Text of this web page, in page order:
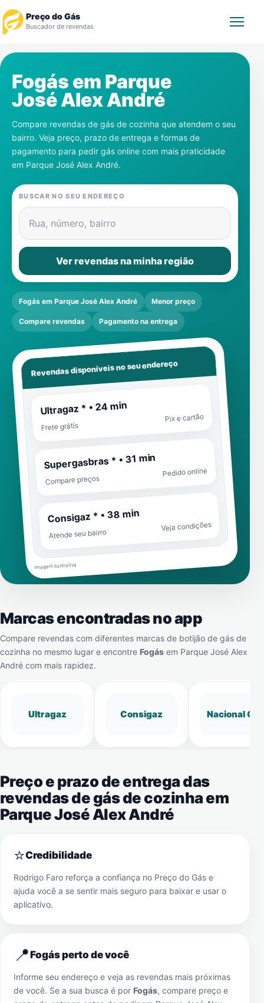
Preço do Gás
Buscador de revendas
Revendedor
Notícias
Cadastre-se
Gás
Contatos
Fogás em Parque
José Alex André
Compare revendas de gás de cozinha que atendem o seu
bairro. Veja preço, prazo de entrega e formas de
pagamento para pedir gás online com mais praticidade
em Parque José Alex André.
BUSCAR NO SEU ENDEREÇO
Rua, número, bairro
Ver revendas na minha região
Fogás em Parque José Alex André Menor preço
Compare revendas Pagamento na entrega
Revendas disponíveis no seu endereço
Ultragaz * • 24 min
Frete grátis
Pix e cartão
Supergasbras * • 31 min
Compare preços
Pedido online
Consigaz * • 38 min
Atende seu bairro
Veja condições
Imagem ilustrativa
Marcas encontradas no app
Compare revendas com diferentes marcas de botijão de gás de
cozinha no mesmo lugar e encontre Fogás em Parque José Alex
André com mais rapidez.
Ultragaz Consigaz Nacional Gás
Preço e prazo de entrega das
revendas de gás de cozinha em
Parque José Alex André
⭐Credibilidade
Rodrigo Faro reforça a confiança no Preço do Gás e
ajuda você a se sentir mais seguro para baixar e usar o
aplicativo.
📍Fogás perto de você
Informe seu endereço e veja as revendas mais próximas
de você. Se a sua busca é por Fogás, compare preço e